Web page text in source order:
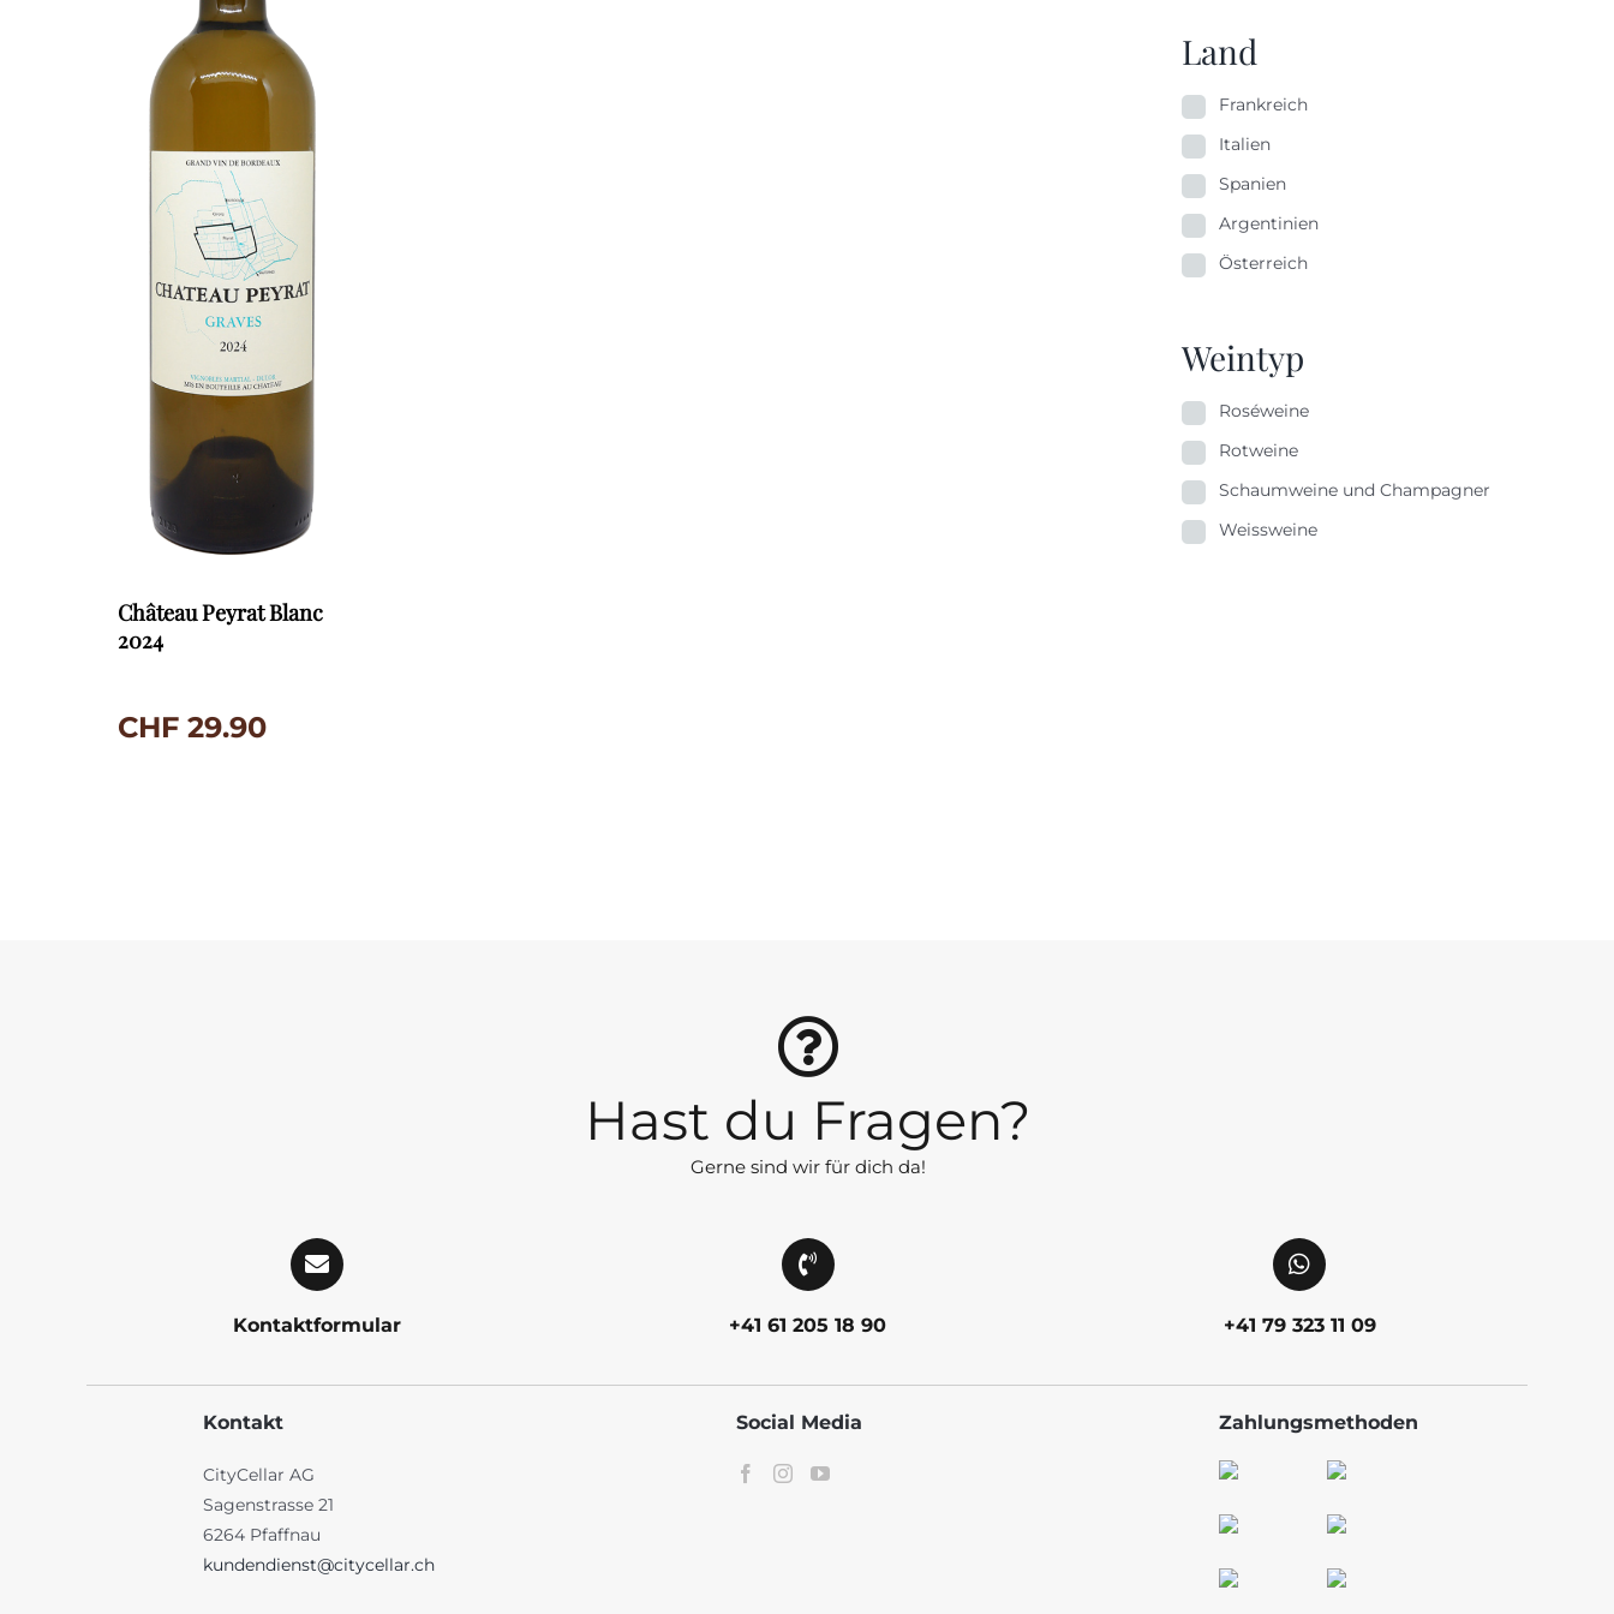
Château Peyrat Blanc
2024
CHF 29.90
Land
Frankreich
Italien
Spanien
Argentinien
Österreich
Weintyp
Roséweine
Rotweine
Schaumweine und Champagner
Weissweine
Hast du Fragen?
Gerne sind wir für dich da!
Kontaktformular +41 61 205 18 90 +41 79 323 11 09
Kontakt
CityCellar AG
Sagenstrasse 21
6264 Pfaffnau
kundendienst@citycellar.ch
Social Media Zahlungsmethoden